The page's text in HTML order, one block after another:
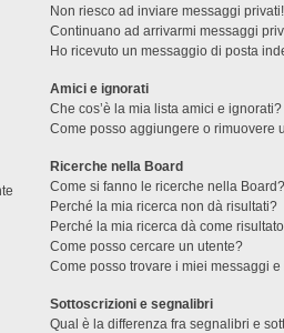
Non riesco ad inviare messaggi privati!
Continuano ad arrivarmi messaggi
Ho ricevuto un messaggio di posta
Amici e ignorati
Che cos’è la mia lista amici e ignorati?
Come posso aggiungere o rimuovere
Ricerche nella Board
Come si fanno le ricerche nella Board?
Perché la mia ricerca non dà risultati?
Perché la mia ricerca dà come
Come posso cercare un utente?
Come posso trovare i miei messaggi
Sottoscrizioni e segnalibri
Qual è la differenza fra segnalibri e